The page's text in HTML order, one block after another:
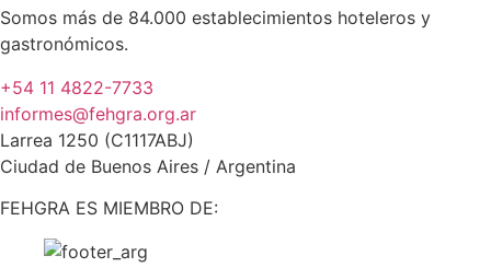
Somos más de 84.000 establecimientos hoteleros y
gastronómicos.
+54 11 4822-7733
informes@fehgra.org.ar
Larrea 1250 (C1117ABJ)
Ciudad de Buenos Aires / Argentina
FEHGRA ES MIEMBRO DE: